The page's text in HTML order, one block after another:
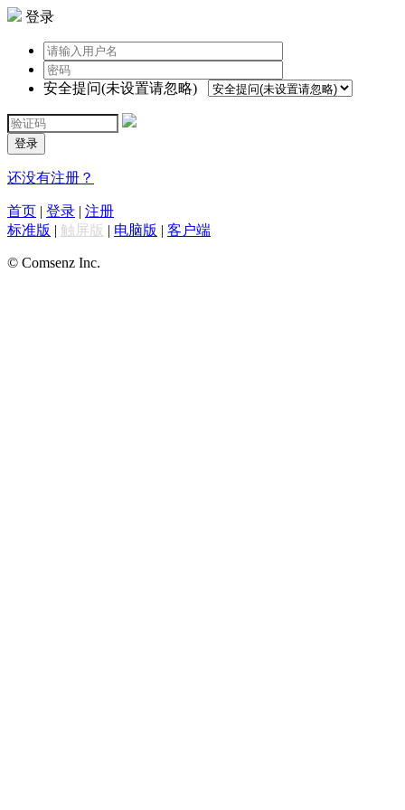
登录
安全提问(未设置请忽略)
登录
还没有注册？
首页 | 登录 | 注册
标准版 | 触屏版 | 电脑版 | 客户端
© Comsenz Inc.